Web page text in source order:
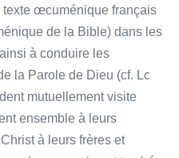
texte œcuménique français
de la Bible) dans les
à conduire les
la Parole de Dieu (cf. Lc
mutuellement visite
ensemble à leurs
à leurs frères et